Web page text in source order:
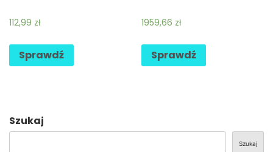
112,99 zł
Sprawdź
1959,66 zł
Sprawdź
Szukaj
Szukaj